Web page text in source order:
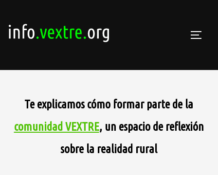
contenido
Te explicamos cómo formar parte de la
comunidad VEXTRE, un espacio de reflexión
sobre la realidad rural